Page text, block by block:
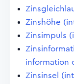
Zinshöhe
Zinsimpuls
information
Zinsinsel